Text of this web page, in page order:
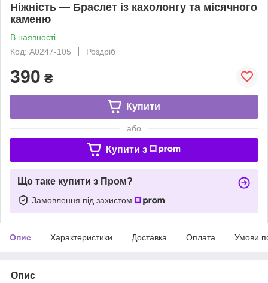
Ніжність — Браслет із кахолонгу та місячного
каменю
В наявності
Код: A0247-105
Роздріб
390 ₴
Купити
або
Купити з
Що таке купити з Пром?
Замовлення під захистом
Опис Характеристики Доставка Оплата Умови
Опис